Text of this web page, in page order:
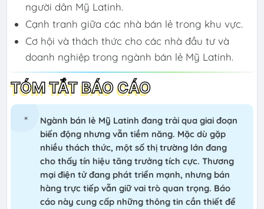
người dân Mỹ Latinh.
Cạnh tranh giữa các nhà bán lẻ trong khu vực.
Cơ hội và thách thức cho các nhà đầu tư và
doanh nghiệp trong ngành bán lẻ Mỹ Latinh.
TÓM TẮT BÁO CÁO
Ngành bán lẻ Mỹ Latinh đang trải qua giai đoạn
biến động nhưng vẫn tiềm năng. Mặc dù gặp
nhiều thách thức, một số thị trường lớn đang
cho thấy tín hiệu tăng trưởng tích cực. Thương
mại điện tử đang phát triển mạnh, nhưng bán
hàng trực tiếp vẫn giữ vai trò quan trọng. Báo
cáo này cung cấp những thông tin cần thiết để